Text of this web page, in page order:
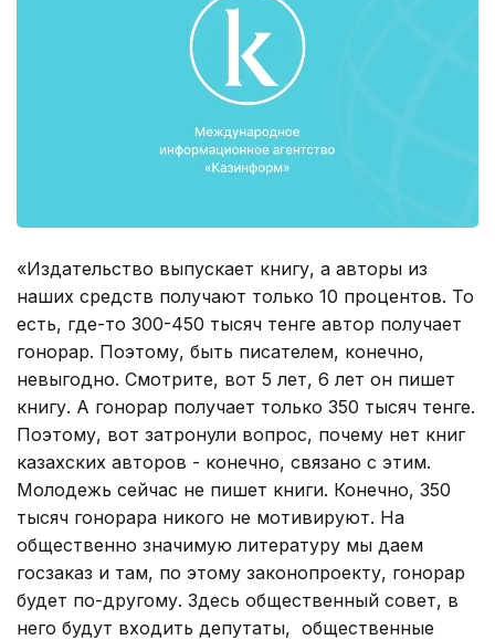
«Издательство выпускает книгу, а авторы из
наших средств получают только 10 процентов. То
есть, где-то 300-450 тысяч тенге автор получает
гонорар. Поэтому, быть писателем, конечно,
невыгодно. Смотрите, вот 5 лет, 6 лет он пишет
книгу. А гонорар получает только 350 тысяч тенге.
Поэтому, вот затронули вопрос, почему нет книг
казахских авторов - конечно, связано с этим.
Молодежь сейчас не пишет книги. Конечно, 350
тысяч гонорара никого не мотивируют. На
общественно значимую литературу мы даем
госзаказ и там, по этому законопроекту, гонорар
будет по-другому. Здесь общественный совет, в
него будут входить депутаты, общественные